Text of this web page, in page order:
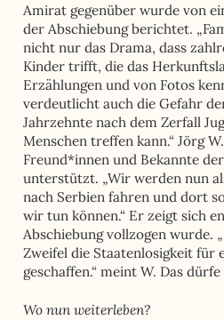
Amirat gegenüber wurde von
der Abschiebung berichtet.
nicht nur das Drama, dass
Kinder trifft, die das
Erzählungen und von Fotos
verdeutlicht auch die Gefahr
Jahrzehnte nach dem Zerfall
Menschen treffen kann.“ Jörg
Freund*innen und Bekannte
unterstützt. „Wir werden nun
nach Serbien fahren und dort
wir tun können.“ Er zeigt sich
Abschiebung vollzogen wurde.
Zweifel die Staatenlosigkeit für
geschaffen.“ meint W. Das
Wo nun weiterleben?